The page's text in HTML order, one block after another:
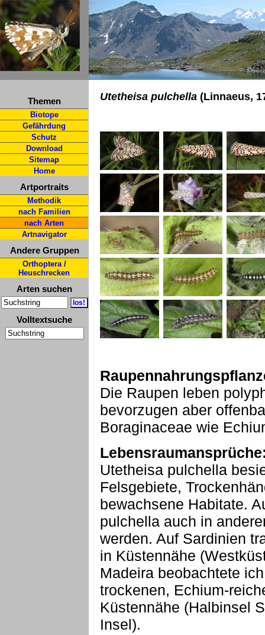
Themen
Biotope
Gefährdung
Schutz
Download
Sitemap
Home
Artportraits
Methodik
nach Familien
nach Arten
Artnavigator
Andere Gruppen
Orthoptera /
Heuschrecken
Arten suchen
Volltextsuche
Utetheisa pulchella (Linnaeus,
Die Raupen leben
bevorzugen aber
Boraginaceae wie
Utetheisa pulchella
Felsgebiete,
bewachsene Habitate.
pulchella auch in
werden. Auf Sardinien
in Küstennähe
Madeira beobachtete
trockenen, Echium-
Küstennähe (Halbinsel
Insel).